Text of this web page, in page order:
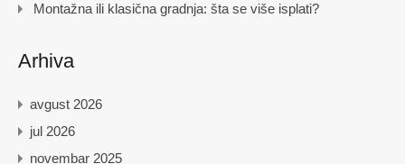
Montažna ili klasična gradnja: šta se više isplati?
Arhiva
avgust 2026
jul 2026
novembar 2025